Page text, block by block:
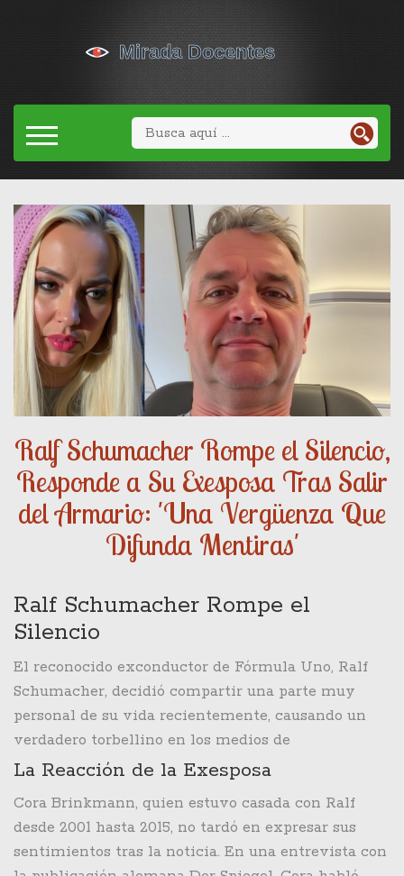
Ralf Schumacher Rompe el Silencio,
Responde a Su Exesposa Tras Salir
del Armario: 'Una Vergüenza Que
Difunda Mentiras'
Ralf Schumacher Rompe el
Silencio
El reconocido exconductor de Fórmula Uno, Ralf
Schumacher, decidió compartir una parte muy
personal de su vida recientemente, causando un
verdadero torbellino en los medios de
comunicación. Ralf reveló su sexualidad en redes
relación con su pareja actual, Etienne. Esta
confesión no solo sorprendió a sus seguidores, sino
que también generó una serie de reacciones
La Reacción de la Exesposa
Cora Brinkmann, quien estuvo casada con Ralf
desde 2001 hasta 2015, no tardó en expresar sus
sentimientos tras la noticia. En una entrevista con